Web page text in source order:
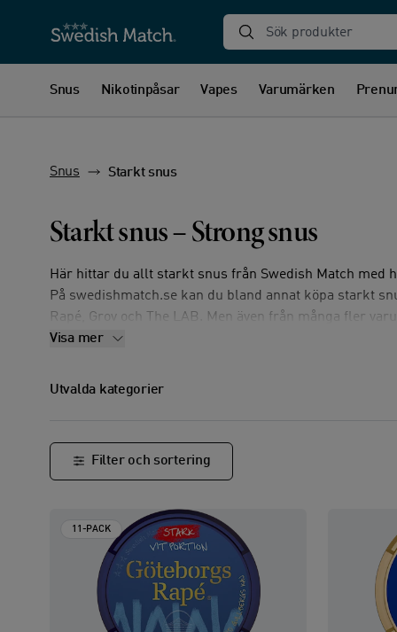
Sök produkter
Snus Nikotinpåsar Vapes Varumärken
Snus Starkt snus
Starkt snus – Strong snus
Här hittar du allt starkt snus från Swedish Match med
På swedishmatch.se kan du bland annat köpa starkt
Rapé, Grov och The LAB. Men även från många fler
sorters starkt snus har gratis frakt och levereras minst
Visa mer
Utvalda kategorier
Filter och sortering
11-PACK